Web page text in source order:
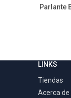
Parlante
LINKS
Tiendas
Acerca